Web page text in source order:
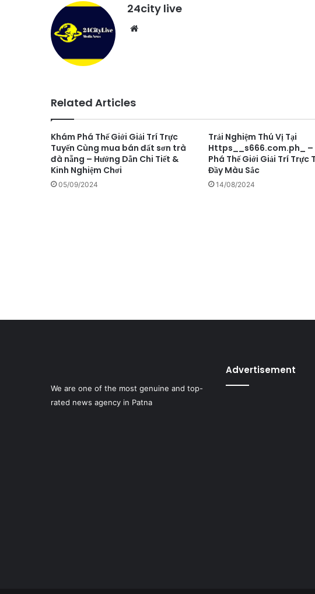
24city live
Related Articles
Khám Phá Thế Giới Giải Trí Trực
Tuyến Cùng mua bán đất sơn trà
đà nẵng – Hướng Dẫn Chi Tiết &
Kinh Nghiệm Chơi
05/09/2024
Trải Nghiệm Thú Vị Tại
Https__s666.com.ph_ –
Phá Thế Giới Giải Trí Trực
Đầy Màu Sắc
14/08/2024
We are one of the most genuine and top-
rated news agency in Patna
Advertisement